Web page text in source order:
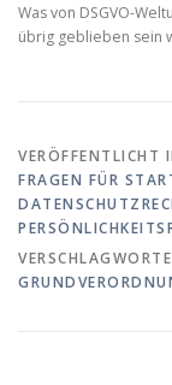
Was von DSGVO-
übrig geblieben sein
VERÖFFENTLICHT
FRAGEN FÜR